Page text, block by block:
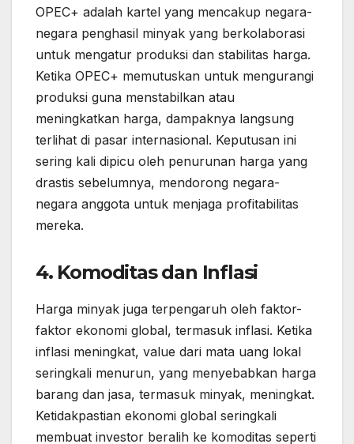
OPEC+ adalah kartel yang mencakup negara-
negara penghasil minyak yang berkolaborasi
untuk mengatur produksi dan stabilitas harga.
Ketika OPEC+ memutuskan untuk mengurangi
produksi guna menstabilkan atau
meningkatkan harga, dampaknya langsung
terlihat di pasar internasional. Keputusan ini
sering kali dipicu oleh penurunan harga yang
drastis sebelumnya, mendorong negara-
negara anggota untuk menjaga profitabilitas
mereka.
4. Komoditas dan Inflasi
Harga minyak juga terpengaruh oleh faktor-
faktor ekonomi global, termasuk inflasi. Ketika
inflasi meningkat, value dari mata uang lokal
seringkali menurun, yang menyebabkan harga
barang dan jasa, termasuk minyak, meningkat.
Ketidakpastian ekonomi global seringkali
membuat investor beralih ke komoditas seperti